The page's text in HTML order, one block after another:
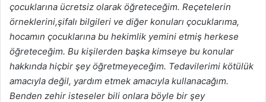
çocuklarına ücretsiz olarak öğreteceğim. Reçetelerin
örneklerini,şifalı bilgileri ve diğer konuları çocuklarıma,
hocamın çocuklarına bu hekimlik yemini etmiş herkese
öğreteceğim. Bu kişilerden başka kimseye bu konular
hakkında hiçbir şey öğretmeyeceğim. Tedavilerimi kötülük
amacıyla değil, yardım etmek amacıyla kullanacağım.
Benden zehir isteseler bili onlara böyle bir şey